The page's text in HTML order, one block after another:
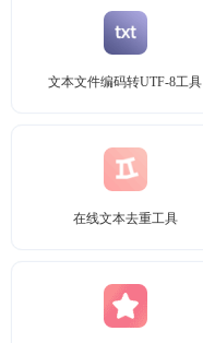
文本文件编码转UTF-8工具
在线文本去重工具